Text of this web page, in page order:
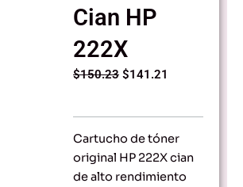
Cian HP
222X
$150.23 Original
$150.23.
$141.21
Cartucho de tóner
original HP 222X cian
de alto rendimiento